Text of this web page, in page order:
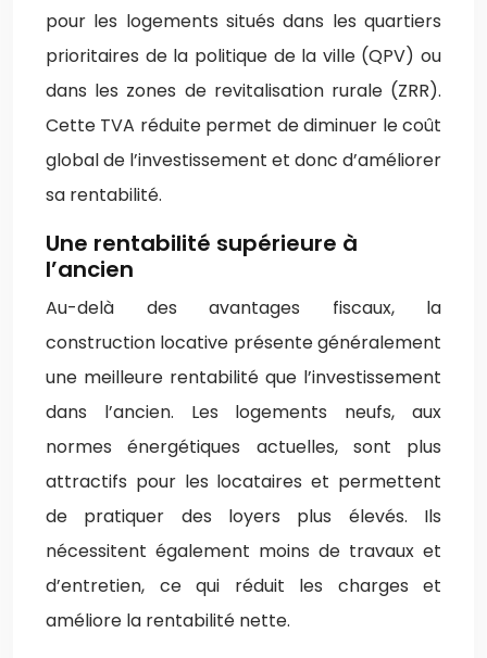
pour les logements situés dans les quartiers
prioritaires de la politique de la ville (QPV) ou
dans les zones de revitalisation rurale (ZRR).
Cette TVA réduite permet de diminuer le coût
global de l’investissement et donc d’améliorer
sa rentabilité.
Une rentabilité supérieure à
l’ancien
Au-delà des avantages fiscaux, la
construction locative présente généralement
une meilleure rentabilité que l’investissement
dans l’ancien. Les logements neufs, aux
normes énergétiques actuelles, sont plus
attractifs pour les locataires et permettent
de pratiquer des loyers plus élevés. Ils
nécessitent également moins de travaux et
d’entretien, ce qui réduit les charges et
améliore la rentabilité nette.